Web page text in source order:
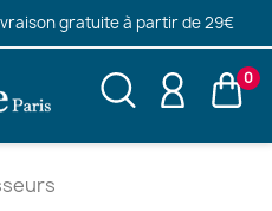
gratuite à partir de 29€
0